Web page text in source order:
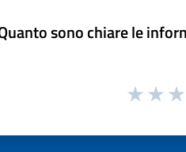
sono chiare le